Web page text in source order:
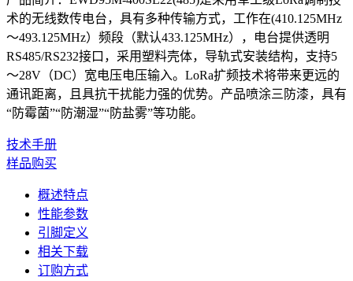
术的无线数传电台，具有多种传输方式，工作在(410.125MHz
～493.125MHz）频段（默认433.125MHz），电台提供透明
RS485/RS232接口，采用塑料壳体，导轨式安装结构，支持5
～28V（DC）宽电压电压输入。LoRa扩频技术将带来更远的
通讯距离，且具抗干扰能力强的优势。产品喷涂三防漆，具有
“防霉菌”“防潮湿”“防盐雾”等功能。
技术手册
样品购买
概述特点
性能参数
引脚定义
相关下载
订购方式